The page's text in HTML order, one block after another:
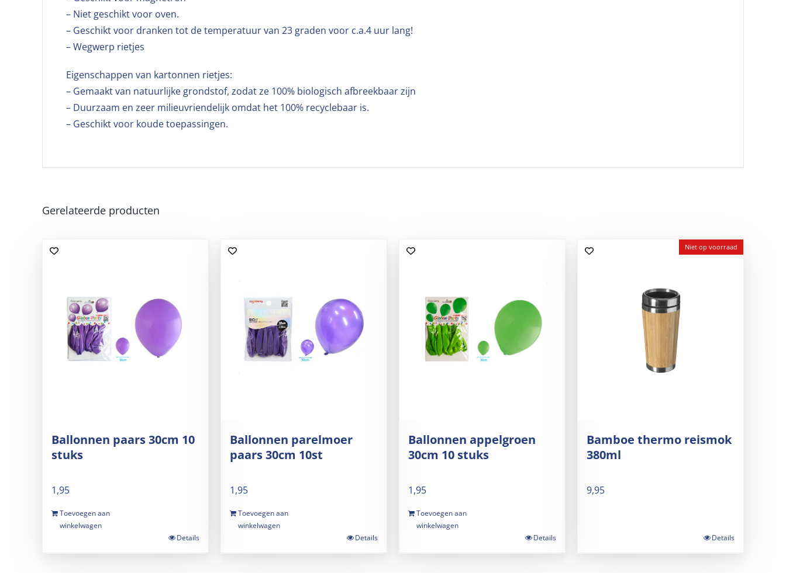
– Niet geschikt voor oven.
– Geschikt voor dranken tot de temperatuur van 23 graden voor c.a.4 uur lang!
– Wegwerp rietjes
Eigenschappen van kartonnen rietjes:
– Gemaakt van natuurlijke grondstof, zodat ze 100% biologisch afbreekbaar zijn
– Duurzaam en zeer milieuvriendelijk omdat het 100% recyclebaar is.
– Geschikt voor koude toepassingen.
Gerelateerde producten
Ballonnen paars 30cm 10
stuks
1,95
Toevoegen aan
winkelwagen
Details
Ballonnen parelmoer
paars 30cm 10st
1,95
Toevoegen aan
winkelwagen
Details
Ballonnen appelgroen
30cm 10 stuks
1,95
Toevoegen aan
winkelwagen
Details
Niet op voorraad
Bamboe thermo reismok
380ml
9,95
Details